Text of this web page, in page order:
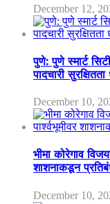
December 12,
पुणे: पुणे स्मार्ट
पादचारी
December 10,
भीमा कोरेगाव
शाशनाकडून
December 10,